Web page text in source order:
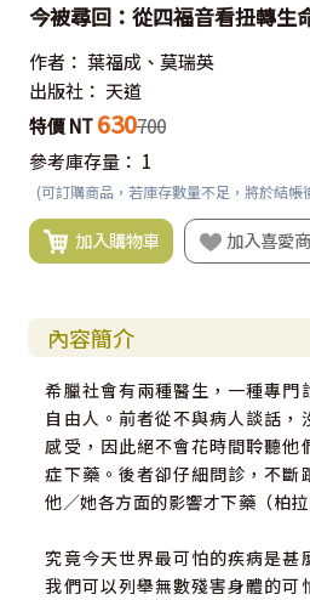
今被尋回：從四福音看扭轉生
作者： 葉福成、莫瑞英
出版社： 天道
特價 NT 630700
參考庫存量： 1
(可訂購商品，若庫存數量不足，將於結帳
加入購物車 加入喜愛
內容簡介
希臘社會有兩種醫生，一種專門
自由人。前者從不與病人談話，
感受，因此絕不會花時間聆聽他
症下藥。後者卻仔細問診，不斷
他／她各方面的影響才下藥（柏
究竟今天世界最可怕的疾病是甚
我們可以列舉無數殘害身體的可